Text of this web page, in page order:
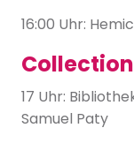
16:00 Uhr:
17 Uhr:
Samuel Paty